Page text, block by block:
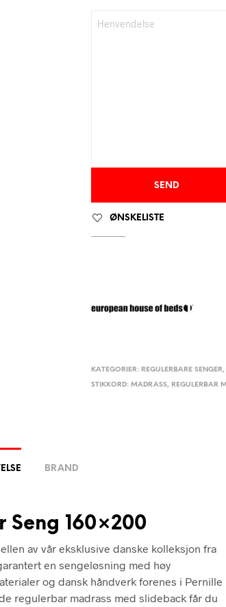
ØNSKELISTE
KATEGORIER: REGULERBARE SENGER
STIKKORD: MADRASS, REGULERBAR
BRAND
Seng 160×200
av vår eksklusive danske kolleksjon fra
en sengeløsning med høy
og dansk håndverk forenes i Pernille
regulerbar madrass med slideback får du